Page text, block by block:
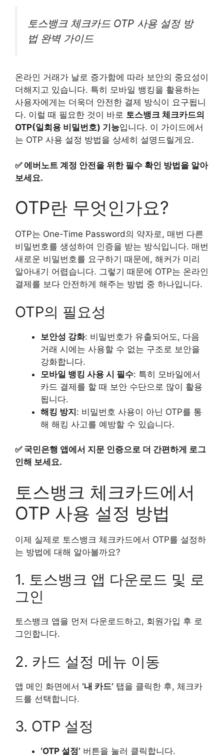
토스뱅크 체크카드 OTP 사용 설정 방
법 완벽 가이드
온라인 거래가 날로 증가함에 따라 보안의 중요성이
더해지고 있습니다. 특히 모바일 뱅킹을 활용하는
사용자에게는 더욱더 안전한 결제 방식이 요구됩니
다. 이럴 때 필요한 것이 바로 토스뱅크 체크카드의
OTP(일회용 비밀번호) 기능입니다. 이 가이드에서
는 OTP 사용 설정 방법을 상세히 설명드릴게요.
✅ 에버노트 계정 안전을 위한 필수 확인 방법을 알아
보세요.
OTP란 무엇인가요?
OTP는 One-Time Password의 약자로, 매번 다른
비밀번호를 생성하여 인증을 받는 방식입니다. 매번
새로운 비밀번호를 요구하기 때문에, 해커가 미리
알아내기 어렵습니다. 그렇기 때문에 OTP는 온라인
결제를 보다 안전하게 해주는 방법 중 하나입니다.
OTP의 필요성
보안성 강화: 비밀번호가 유출되어도, 다음
거래 시에는 사용할 수 없는 구조로 보안을
강화합니다.
모바일 뱅킹 사용 시 필수: 특히 모바일에서
카드 결제를 할 때 보안 수단으로 많이 활용
됩니다.
해킹 방지: 비밀번호 사용이 아닌 OTP를 통
해 해킹 사고를 예방할 수 있습니다.
✅ 국민은행 앱에서 지문 인증으로 더 간편하게 로그
인해 보세요.
토스뱅크 체크카드에서
OTP 사용 설정 방법
이제 실제로 토스뱅크 체크카드에서 OTP를 설정하
는 방법에 대해 알아볼까요?
1. 토스뱅크 앱 다운로드 및 로
그인
토스뱅크 앱을 먼저 다운로드하고, 회원가입 후 로
그인합니다.
2. 카드 설정 메뉴 이동
앱 메인 화면에서 ‘내 카드’ 탭을 클릭한 후, 체크카
드를 선택합니다.
3. OTP 설정
‘OTP 설정’ 버튼을 눌러 클릭합니다.